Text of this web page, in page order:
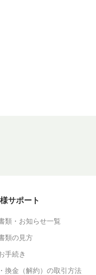
サポート
類・お知らせ一覧
類の見方
手続き
換金（解約）の取引方法